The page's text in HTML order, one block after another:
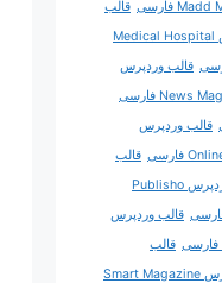
قالب
قالب وردپرس Medical Hospital
قالب وردپرس
قالب وردپرس
قالب
قالب وردپرس Publisho
قالب وردپرس
قالب
قالب وردپرس Smart Magazine